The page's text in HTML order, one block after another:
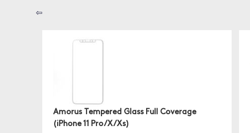
⇦
Amorus Tempered Glass Full Coverage
(iPhone 11 Pro/X/Xs)